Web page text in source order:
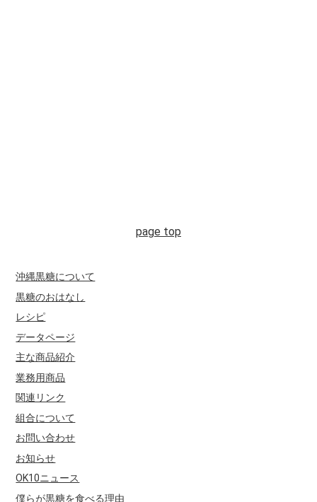
沖縄黒糖について
黒糖のおはなし
レシピ
データページ
主な商品紹介
業務用商品
関連リンク
組合について
お問い合わせ
お知らせ
OK10ニュース
僕らが黒糖を食べる理由